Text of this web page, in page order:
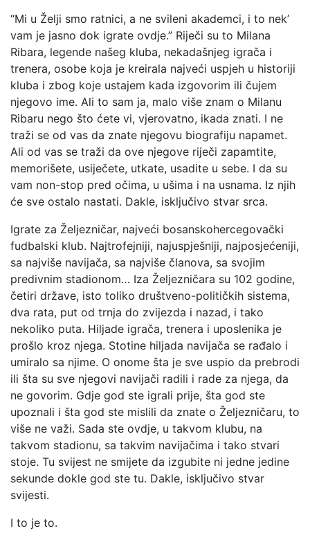
“Mi u Želji smo ratnici, a ne svileni akademci, i to nek’
vam je jasno dok igrate ovdje.” Riječi su to Milana
Ribara, legende našeg kluba, nekadašnjeg igrača i
trenera, osobe koja je kreirala najveći uspjeh u historiji
kluba i zbog koje ustajem kada izgovorim ili čujem
njegovo ime. Ali to sam ja, malo više znam o Milanu
Ribaru nego što ćete vi, vjerovatno, ikada znati. I ne
traži se od vas da znate njegovu biografiju napamet.
Ali od vas se traži da ove njegove riječi zapamtite,
memorišete, usiječete, utkate, usadite u sebe. I da su
vam non-stop pred očima, u ušima i na usnama. Iz njih
će sve ostalo nastati. Dakle, isključivo stvar srca.
Igrate za Željezničar, najveći bosanskohercegovački
fudbalski klub. Najtrofejniji, najuspješniji, najposjećeniji,
sa najviše navijača, sa najviše članova, sa svojim
predivnim stadionom… Iza Željezničara su 102 godine,
četiri države, isto toliko društveno-političkih sistema,
dva rata, put od trnja do zvijezda i nazad, i tako
nekoliko puta. Hiljade igrača, trenera i uposlenika je
prošlo kroz njega. Stotine hiljada navijača se rađalo i
umiralo sa njime. O onome šta je sve uspio da prebrodi
ili šta su sve njegovi navijači radili i rade za njega, da
ne govorim. Gdje god ste igrali prije, šta god ste
upoznali i šta god ste mislili da znate o Željezničaru, to
više ne važi. Sada ste ovdje, u takvom klubu, na
takvom stadionu, sa takvim navijačima i tako stvari
stoje. Tu svijest ne smijete da izgubite ni jedne jedine
sekunde dokle god ste tu. Dakle, isključivo stvar
svijesti.
I to je to.